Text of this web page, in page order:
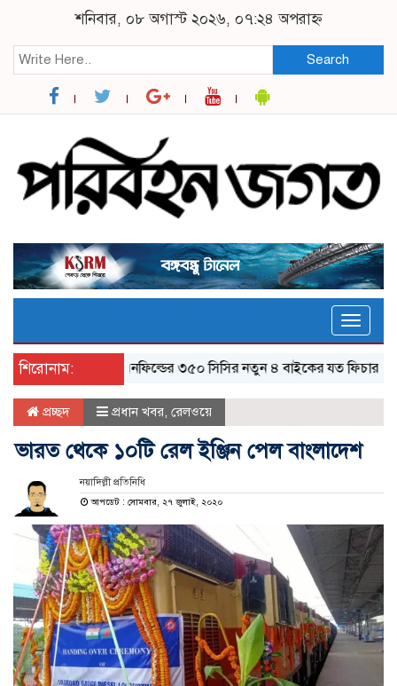
শনিবার, ০৮ অগাস্ট ২০২৬, ০৭:২৪ অপরাহ্ন
Search
Toggle
শিরোনাম:র‌য়্যাল এনফিল্ডের ৩৫০ সিসির নতুন ৪ বাইকের যত ফিচার
প্রচ্ছদ প্রধান খবর, রেলওয়ে
ভারত থেকে ১০টি রেল ইঞ্জিন পেল বাংলাদেশ
নয়াদিল্লী প্রতিনিধি
আপডেট : সোমবার, ২৭ জুলাই, ২০২০